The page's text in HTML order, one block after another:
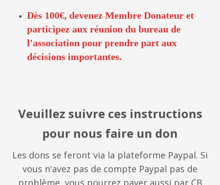
Dès 100€, devenez Membre Donateur et
participez aux réunion du bureau de
l'association pour prendre part aux
décisions importantes.
Veuillez suivre ces instructions
pour nous faire un don
Les dons se feront via la plateforme Paypal. Si
vous n'avez pas de compte Paypal pas de
problème, vous pourrez payer aussi par CB